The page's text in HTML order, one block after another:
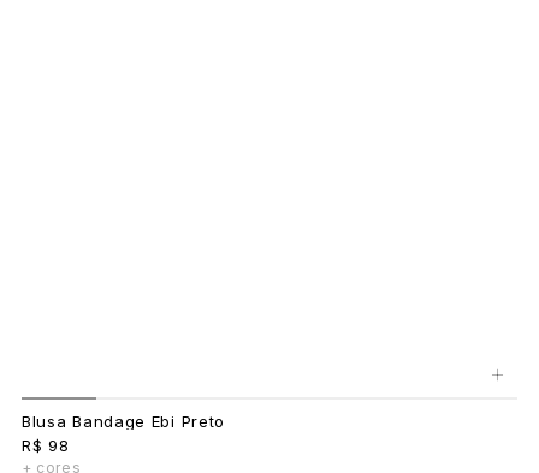
+
Blusa Bandage Ebi Preto
R$ 98
+ cores